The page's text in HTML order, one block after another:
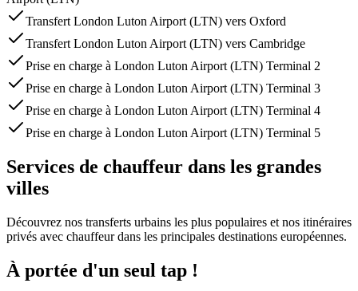
Transfert London Luton Airport (LTN) vers Oxford
Transfert London Luton Airport (LTN) vers Cambridge
Prise en charge à London Luton Airport (LTN) Terminal 2
Prise en charge à London Luton Airport (LTN) Terminal 3
Prise en charge à London Luton Airport (LTN) Terminal 4
Prise en charge à London Luton Airport (LTN) Terminal 5
Services de chauffeur dans les grandes
villes
Découvrez nos transferts urbains les plus populaires et nos itinéraires
privés avec chauffeur dans les principales destinations européennes.
À portée d'un seul tap !